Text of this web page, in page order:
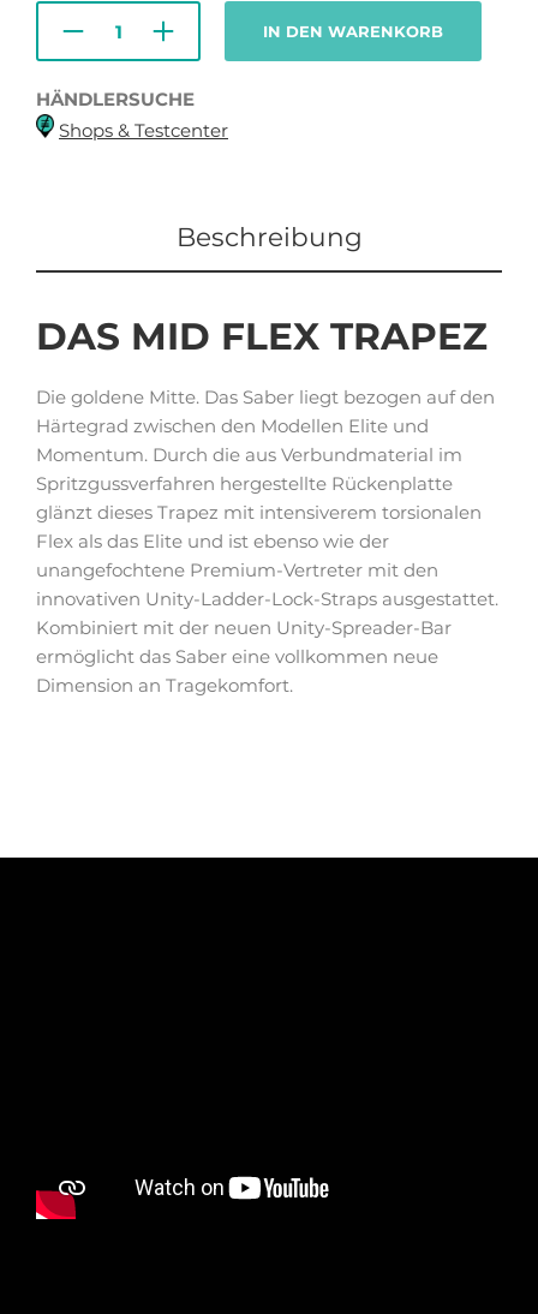
IN DEN WARENKORB
HÄNDLERSUCHE
Shops & Testcenter
Beschreibung
DAS MID FLEX TRAPEZ
Die goldene Mitte. Das Saber liegt bezogen auf den
Härtegrad zwischen den Modellen Elite und
Momentum. Durch die aus Verbundmaterial im
Spritzgussverfahren hergestellte Rückenplatte
glänzt dieses Trapez mit intensiverem torsionalen
Flex als das Elite und ist ebenso wie der
unangefochtene Premium-Vertreter mit den
innovativen Unity-Ladder-Lock-Straps ausgestattet.
Kombiniert mit der neuen Unity-Spreader-Bar
ermöglicht das Saber eine vollkommen neue
Dimension an Tragekomfort.